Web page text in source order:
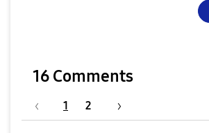
16 Comments
1 2